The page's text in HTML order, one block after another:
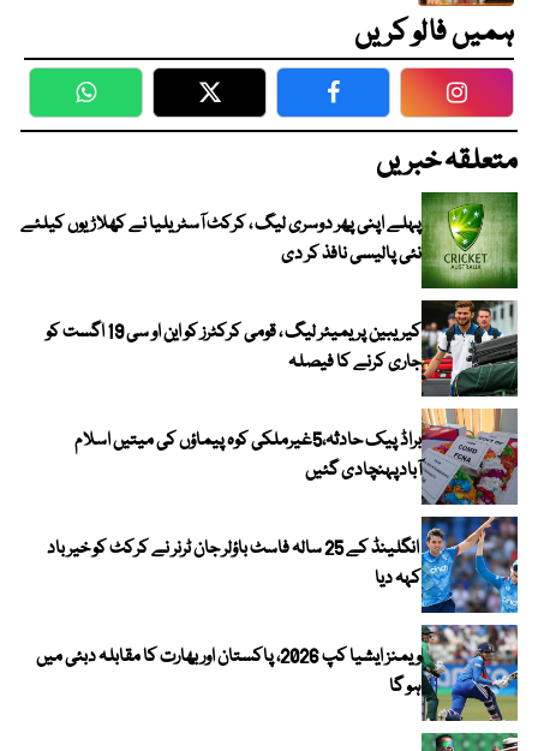
ہمیں فالو کریں
WhatsApp Twitter Facebook
متعلقہ خبریں
پہلے اپنی پھر دوسری لیگ ، کرکٹ آسٹریلیا نے کھلاڑیوں کیلئے
نئی پالیسی نافذ کر دی
کیریبین پریمیئر لیگ ، قومی کرکٹرز کو این او سی 19 اگست کو
جاری کرنے کا فیصلہ
براڈ پیک حادثہ،5غیرملکی کوہ پیماؤں کی میتیں اسلام
آبادپہنچادی گئیں
انگلینڈ کے 25 سالہ فاسٹ باؤلر جان ٹرنر نے کرکٹ کو خیر باد
کہہ دیا
ویمنز ایشیا کپ 2026، پاکستان اور بھارت کا مقابلہ دبئی میں
ہو گا